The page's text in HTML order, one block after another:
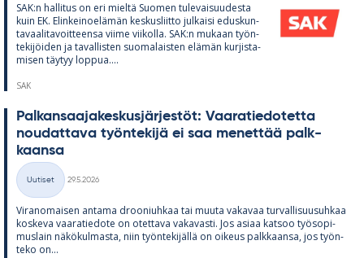
SAK:n hal­li­tus on eri mieltä Suo­men tu­le­vai­suu­desta
kuin EK. Elin­kei­noe­lä­män kes­kus­liitto jul­kaisi edus­kun­
ta­vaa­li­ta­voit­teensa viime vii­kolla. SAK:n mu­kaan työn­
te­ki­jöi­den ja ta­val­lis­ten suo­ma­lais­ten elä­män kur­jis­ta­
mi­sen täy­tyy lop­pua....
SAK
Pal­kan­saa­ja­kes­kus­jär­jes­töt: Vaa­ra­tie­do­tetta
nou­dat­tava työn­te­kijä ei saa me­net­tää palk­
kaansa
Kategoriat
Uutiset
29.5.2026
Vi­ran­omai­sen an­tama droo­niuh­kaa tai muuta va­ka­vaa tur­val­li­suusuh­kaa
kos­keva vaa­ra­tie­dote on otet­tava va­ka­vasti. Jos asiaa kat­soo työ­so­pi­
mus­lain nä­kö­kul­masta, niin työn­te­ki­jällä on oi­keus palk­kaansa, jos työn­
teko on...